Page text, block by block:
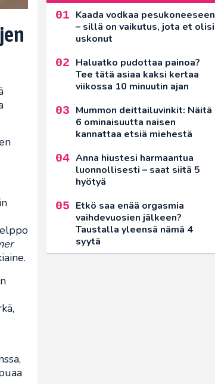
Kaada vodkaa pesukoneeseen
– sillä on vaikutus, jota et olisi
uskonut
Haluatko pudottaa painoa?
Tee tätä asiaa kaksi kertaa
viikossa 10 minuutin ajan
Mummon deittailuvinkit: Näitä
6 ominaisuutta naisen
kannattaa etsiä miehestä
Anna hiustesi harmaantua
luonnollisesti – saat siitä 5
hyötyä
Etkö saa enää orgasmia
vaihdevuosien jälkeen?
Taustalla yleensä nämä 4
syytä